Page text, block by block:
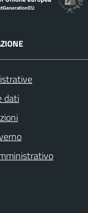
dati